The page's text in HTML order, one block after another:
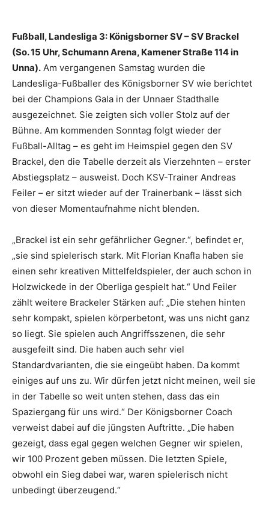
Fußball, Landesliga 3: Königsborner SV – SV Brackel
(So. 15 Uhr, Schumann Arena, Kamener Straße 114 in
Unna). Am vergangenen Samstag wurden die
Landesliga-Fußballer des Königsborner SV wie berichtet
bei der Champions Gala in der Unnaer Stadthalle
ausgezeichnet. Sie zeigten sich voller Stolz auf der
Bühne. Am kommenden Sonntag folgt wieder der
Fußball-Alltag – es geht im Heimspiel gegen den SV
Brackel, den die Tabelle derzeit als Vierzehnten – erster
Abstiegsplatz – ausweist. Doch KSV-Trainer Andreas
Feiler – er sitzt wieder auf der Trainerbank – lässt sich
von dieser Momentaufnahme nicht blenden.
„Brackel ist ein sehr gefährlicher Gegner.“, befindet er,
„sie sind spielerisch stark. Mit Florian Knafla haben sie
einen sehr kreativen Mittelfeldspieler, der auch schon in
Holzwickede in der Oberliga gespielt hat.“ Und Feiler
zählt weitere Brackeler Stärken auf: „Die stehen hinten
sehr kompakt, spielen körperbetont, was uns nicht ganz
so liegt. Sie spielen auch Angriffsszenen, die sehr
ausgefeilt sind. Die haben auch sehr viel
Standardvarianten, die sie eingeübt haben. Da kommt
einiges auf uns zu. Wir dürfen jetzt nicht meinen, weil sie
in der Tabelle so weit unten stehen, dass das ein
Spaziergang für uns wird.“ Der Königsborner Coach
verweist dabei auf die jüngsten Auftritte. „Die haben
gezeigt, dass egal gegen welchen Gegner wir spielen,
wir 100 Prozent geben müssen. Die letzten Spiele,
obwohl ein Sieg dabei war, waren spielerisch nicht
unbedingt überzeugend.“